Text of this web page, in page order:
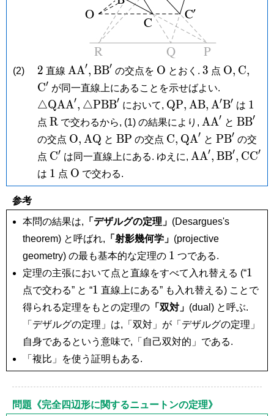
(2) 2
2 直線 \mathrm{AA}',
AA′, \mathrm{BB}'
BB′ の交点を \mathrm
O
O とおく. 3
3 点 \mathrm
O, C,
C′ が同一直線上にあることを示せばよい.
△QAA′, \triangle\mathrm{PBB}'
△PBB′ において, \mathrm{QP},
QP, \mathrm{AB},
AB, \mathrm
A'\mathrm
B'
A′B′ は 1
1
点 \mathrm
R
R で交わるから, (1) の結果により, AA′ と BB′
の交点 \mathrm
O,
O, \mathrm{AQ}
AQ と \mathrm{BP}
BP の交点 \mathrm
C,
C, \mathrm{QA}'
QA′ と PB′ の交
点 \mathrm
C'
C′ は同一直線上にある. ゆえに, \mathrm{AA}',
AA′, BB′, CC′
は 1
1 点 \mathrm
O
O で交わる.
参考
本問の結果は, 「デザルグの定理」 (Desargues's
theorem) と呼ばれ, 「射影幾何学」 (projective
geometry) の最も基本的な定理の 1
1 つである.
定理の主張において点と直線をすべて入れ替える (“1
1
点で交わる” と “1
1 直線上にある” も入れ替える) ことで
得られる定理をもとの定理の 「双対」 (dual) と呼ぶ.
「デザルグの定理」は,「双対」が「デザルグの定理」
自身であるという意味で,「自己双対的」である.
「複比」を使う証明もある.
問題《完全四辺形に関するニュートンの定理》